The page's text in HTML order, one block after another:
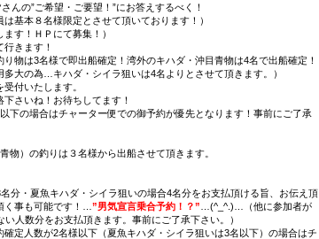
んの”ご希望・ご要望！”にお答えするべく！
基本８名様限定とさせて頂いております！）
す！ＨＰにて募集！）
きます！
物は3名様で即出船確定！湾外のキハダ・沖目青物は4名で出船確定！
大の為…キハダ・シイラ狙いは4名よりとさせて頂きます。）
付いたします。
さいね！お待ちしてます！
の場合はチャーター便での御予約が優先となります！事前にご了承
）の釣りは３名様から出船させて頂きます。
分・夏魚キハダ・シイラ狙いの場合4名分をお支払頂ける旨、お伝え頂
事も可能です！… ”男気宣言乗合予約！？” …(^_^.)…（他に参加者が
人数分をお支払頂きます。事前にご了承下さい。）
定人数が2名様以下（夏魚キハダ・シイラ狙いは3名以下）の場合はチ